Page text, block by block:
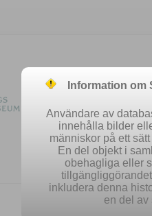
Easy
Information
Användare av
innehålla bilder
människor på ett
En del objekt i
obehagliga eller
inkludera denna
en del av